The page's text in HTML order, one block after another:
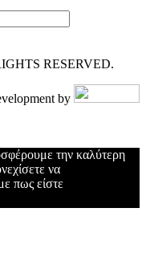
RESERVED.
by
την καλύτερη
να
πως είστε